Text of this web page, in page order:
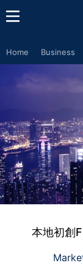
Home Business
本地初創